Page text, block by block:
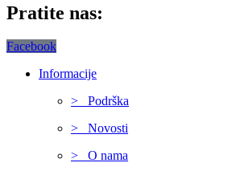
Pratite nas:
Facebook
Informacije
> Podrška
> Novosti
> O nama